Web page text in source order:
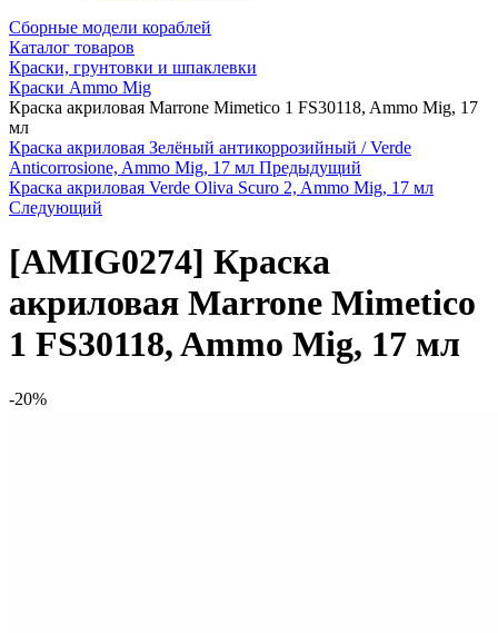
Сборные модели кораблей
Каталог товаров
Краски, грунтовки и шпаклевки
Краски Ammo Mig
Краска акриловая Marrone Mimetico 1 FS30118, Ammo Mig, 17
мл
Краска акриловая Зелёный антикоррозийный / Verde
Anticorrosione, Ammo Mig, 17 мл Предыдущий
Краска акриловая Verde Oliva Scuro 2, Ammo Mig, 17 мл
Следующий
[AMIG0274] Краска
акриловая Marrone Mimetico
1 FS30118, Ammo Mig, 17 мл
-20%